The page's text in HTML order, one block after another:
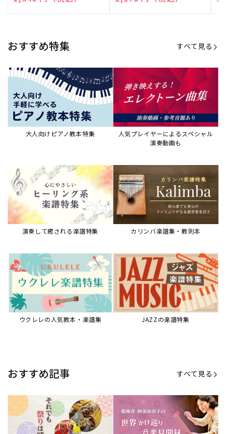
おすすめ特集 すべて見る
大人向けピアノ教本特集
人気プレイヤーによるスペシャル
演奏動画も
演奏して癒される楽譜特集 カリンバ楽譜集・教則本
ウクレレの人気教本・楽譜集 JAZZの楽譜特集
おすすめ記事 すべて見る